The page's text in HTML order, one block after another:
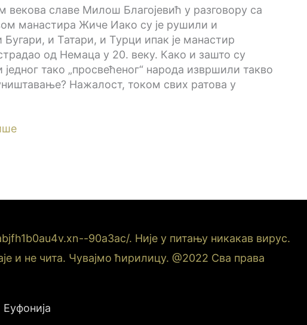
векова славе Милош Благојевић у разговору са
манастира Жиче Иако су је рушили и
и Татари, и Турци ипак је манастир
од Немаца у 20. веку. Како и зашто су
једног тако „просвећеног“ народа извршили такво
Нажалост, током свих ратова у
90a3ac/. Није у питању никакав вирус.
и не чита. Чувајмо ћирилицу. @2022 Сва права
Еуфонија